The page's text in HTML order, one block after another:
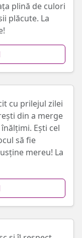
plină de culori
plăcute. La
cu prilejul zilei
din a merge
Ești cel
să fie
mereu! La